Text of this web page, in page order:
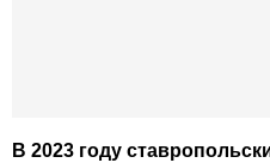
В 2023 году